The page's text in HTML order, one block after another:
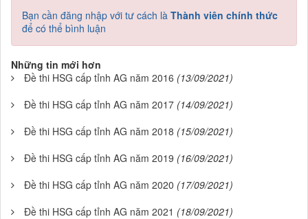
Bạn cần đăng nhập với tư cách là Thành viên chính thức
để có thể bình luận
Những tin mới hơn
Đề thi HSG cấp tỉnh AG năm 2016 (13/09/2021)
Đề thi HSG cấp tỉnh AG năm 2017 (14/09/2021)
Đề thi HSG cấp tỉnh AG năm 2018 (15/09/2021)
Đề thi HSG cấp tỉnh AG năm 2019 (16/09/2021)
Đề thi HSG cấp tỉnh AG năm 2020 (17/09/2021)
Đề thi HSG cấp tỉnh AG năm 2021 (18/09/2021)